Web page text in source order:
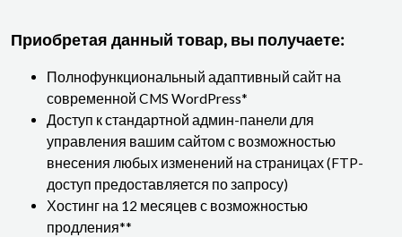
Приобретая данный товар, вы получаете:
Полнофункциональный адаптивный сайт на
современной CMS WordPress*
Доступ к стандартной админ-панели для
управления вашим сайтом с возможностью
внесения любых изменений на страницах (FTP-
доступ предоставляется по запросу)
Хостинг на 12 месяцев с возможностью
продления**